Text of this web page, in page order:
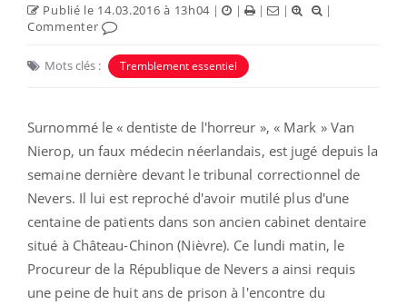
Publié le 14.03.2016 à 13h04 | | | |
|
Commenter
Mots clés : Tremblement essentiel
Surnommé le « dentiste de l'horreur », « Mark » Van
Nierop, un faux médecin néerlandais, est jugé depuis la
semaine dernière devant le tribunal correctionnel de
Nevers. Il lui est reproché d'avoir mutilé plus d'une
centaine de patients dans son ancien cabinet dentaire
situé à Château-Chinon (Nièvre). Ce lundi matin, le
Procureur de la République de Nevers a ainsi requis
une peine de huit ans de prison à l'encontre du